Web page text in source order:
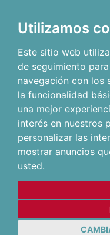
Utilizamos
Este sitio web
de seguimiento
navegación con los
la funcionalidad
una mejor
interés en nuestros
personalizar las
mostrar anuncios
usted.